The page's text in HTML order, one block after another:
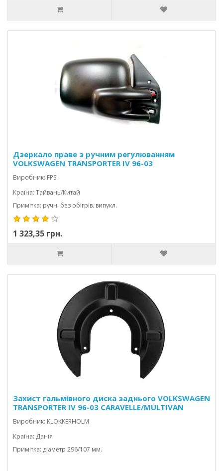
Дзеркало праве з ручним регулюванням
VOLKSWAGEN TRANSPORTER IV 96-03
CARAVELLE/MULTIVAN
Виробник: FPS
Країна: Тайвань/Китай
Примітка: ручн. без обігрів. випукл.
1 323,35 грн.
Захист гальмівного диска заднього VOLKSWAGEN
TRANSPORTER IV 96-03 CARAVELLE/MULTIVAN
Виробник: KLOKKERHOLM
Країна: Данія
Примітка: діаметр 296/107 мм.